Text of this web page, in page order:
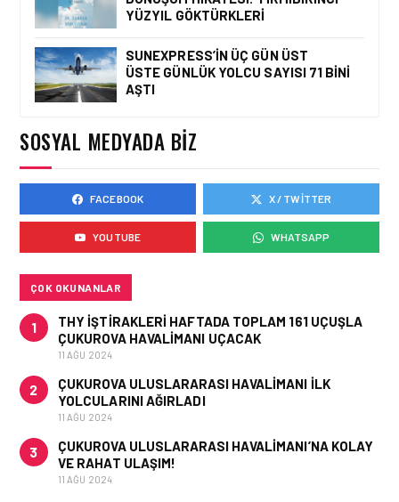
HAVACILIK • 06 AĞU 2026
HAVACILIK • 05 AĞU 2026
YAKIT MALIYETLERINDEKI
YÜZDE 46’LIK ARTIŞA
KARŞI HANGI ÖNLEMLER
YÜZYIL GÖKTÜRKLERI
SUNEXPRESS’IN ÜÇ GÜN ÜST
ÜSTE GÜNLÜK YOLCU SAYISI 71 BINI
AŞTI
SOSYAL MEDYADA BIZ
FACEBOOK X / TWITTER
YOUTUBE WHATSAPP
ÇOK OKUNANLAR
1
THY IŞTIRAKLERI HAFTADA TOPLAM 161 UÇUŞLA
ÇUKUROVA HAVALIMANI UÇACAK
11 AĞU 2024
2
ÇUKUROVA ULUSLARARASI HAVALIMANI İLK
YOLCULARINI AĞIRLADI
11 AĞU 2024
3
ÇUKUROVA ULUSLARARASI HAVALIMANI’NA KOLAY
VE RAHAT ULAŞIM!
11 AĞU 2024